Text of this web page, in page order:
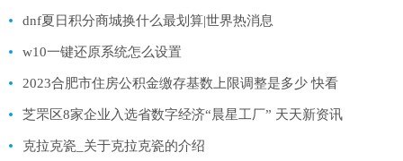
dnf夏日积分商城换什么最划算|世界热消息
w10一键还原系统怎么设置
2023合肥市住房公积金缴存基数上限调整是多少 快看
芝罘区8家企业入选省数字经济“晨星工厂” 天天新资讯
克拉克瓷_关于克拉克瓷的介绍